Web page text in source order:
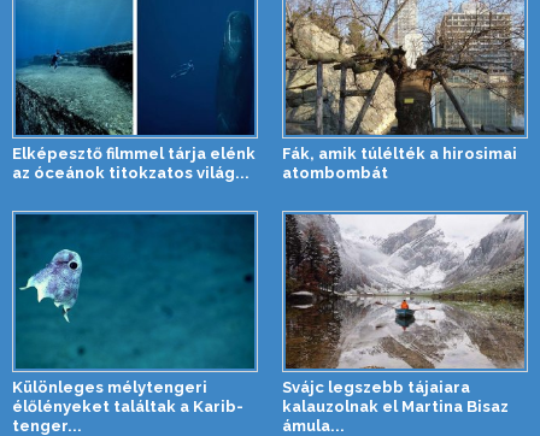
Elképesztő filmmel tárja elénk
az óceánok titokzatos világ...
Fák, amik túlélték a hirosimai
atombombát
Különleges mélytengeri
élőlényeket találtak a Karib-
tenger...
Svájc legszebb tájaiara
kalauzolnak el Martina Bisaz
ámula...